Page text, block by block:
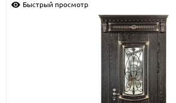
Быстрый просмотр